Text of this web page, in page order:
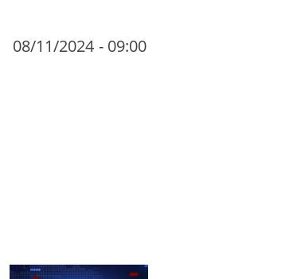
08/11/2024 - 09:00